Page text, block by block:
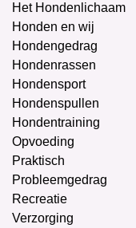
Het Hondenlichaam
Honden en wij
Hondengedrag
Hondenrassen
Hondensport
Hondenspullen
Hondentraining
Opvoeding
Praktisch
Probleemgedrag
Recreatie
Verzorging